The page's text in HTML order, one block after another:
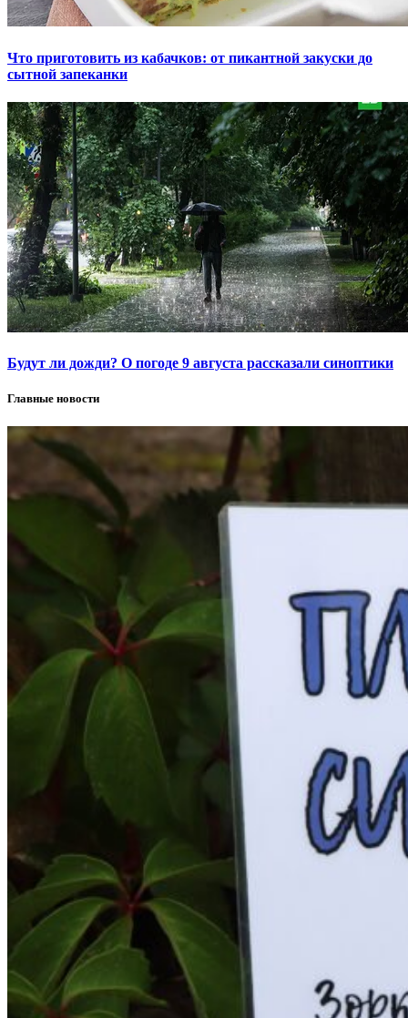
Что приготовить из кабачков: от пикантной закуски до
сытной запеканки
Будут ли дожди? О погоде 9 августа рассказали синоптики
Главные новости